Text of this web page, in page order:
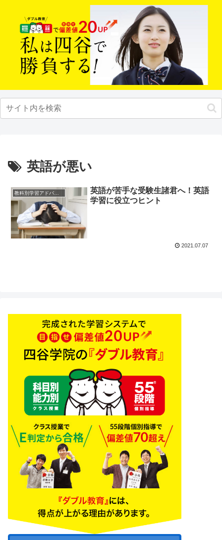
英語が悪い
教科別学習アドバイス
英語が苦手な受験生諸君へ！英語
学習に役立つヒント
2021.07.07